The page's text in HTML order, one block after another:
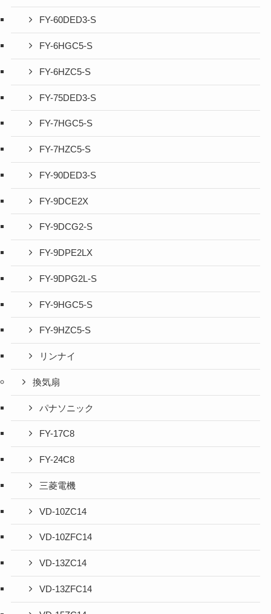
FY-60DED3-S
FY-6HGC5-S
FY-6HZC5-S
FY-75DED3-S
FY-7HGC5-S
FY-7HZC5-S
FY-90DED3-S
FY-9DCE2X
FY-9DCG2-S
FY-9DPE2LX
FY-9DPG2L-S
FY-9HGC5-S
FY-9HZC5-S
リンナイ
換気扇
パナソニック
FY-17C8
FY-24C8
三菱電機
VD-10ZC14
VD-10ZFC14
VD-13ZC14
VD-13ZFC14